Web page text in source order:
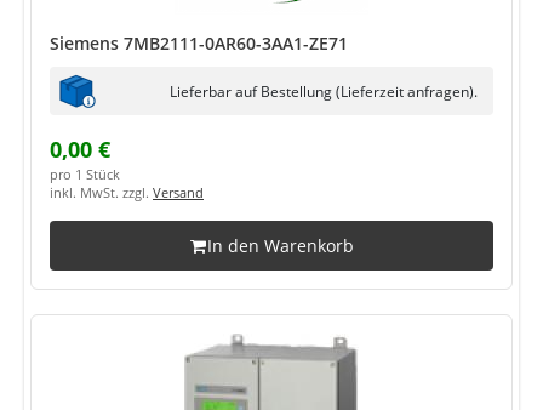
Siemens 7MB2111-0AR60-3AA1-ZE71
Lieferbar auf Bestellung (Lieferzeit anfragen).
0,00 €
pro 1 Stück
inkl. MwSt. zzgl. Versand
In den Warenkorb